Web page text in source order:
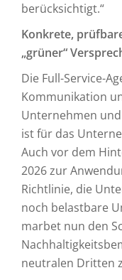
berücksichtigt.“
Konkrete,
„grüner“
Die Full-Service-
Kommunikation
Unternehmen
ist für das
Auch vor dem
2026 zur
Richtlinie, die
noch belastbare
marbet nun den
neutralen Dritten